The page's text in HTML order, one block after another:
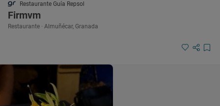
Restaurante Guía Repsol
Firmvm
Restaurante · Almuñécar, Granada